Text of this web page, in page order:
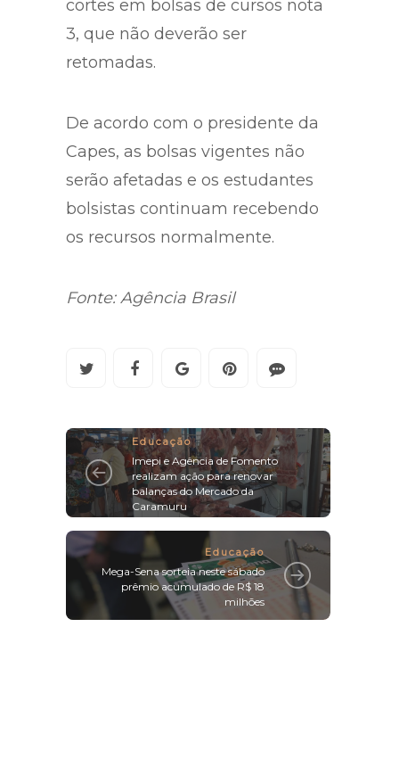
cortes em bolsas de cursos nota
3, que não deverão ser
retomadas.
De acordo com o presidente da
Capes, as bolsas vigentes não
serão afetadas e os estudantes
bolsistas continuam recebendo
os recursos normalmente.
Fonte: Agência Brasil
Educação
Imepi e Agência de Fomento
realizam ação para renovar
balanças do Mercado da
Caramuru
Educação
Mega-Sena sorteia neste sábado
prêmio acumulado de R$ 18
milhões